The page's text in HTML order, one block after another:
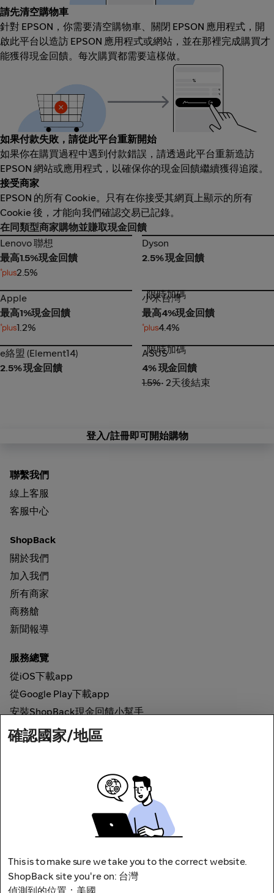
請先清空購物車
針對 EPSON，你需要清空購物車、關閉 EPSON 應用程式，開
啟此平台以造訪 EPSON 應用程式或網站，並在那裡完成購買才
能獲得現金回饋。每次購買都需要這樣做。
如果付款失敗，請從此平台重新開始
如果你在購買過程中遇到付款錯誤，請透過此平台重新造訪
EPSON 網站或應用程式，以確保你的現金回饋繼續獲得追蹤。
接受商家
EPSON 的所有 Cookie。只有在你接受其網頁上顯示的所有
Cookie 後，才能向我們確認交易已記錄。
在同類型商家購物並賺取現金回饋
Lenovo 聯想
Lenovo 聯想
最高1.5%現金回饋
2.5%
Dyson
Dyson
2.5% 現金回饋
Apple
Apple
最高1%現金回饋
1.2%
小米台灣
限時加碼
小米台灣
最高4%現金回饋
4.4%
e絡盟 (Element14)
e絡盟 (Element14)
2.5% 現金回饋
ASUS
限時加碼
ASUS
4% 現金回饋
1.5%• 2天後結束
登入/註冊即可開始購物
聯繫我們
線上客服
客服中心
ShopBack
關於我們
加入我們
所有商家
商務艙
新聞報導
服務總覽
從iOS下載app
從Google Play下載app
安裝ShopBack現金回饋小幫手
如何運作
確認國家/地區
This is to make sure we take you to the correct website.
ShopBack site you're on: 台灣